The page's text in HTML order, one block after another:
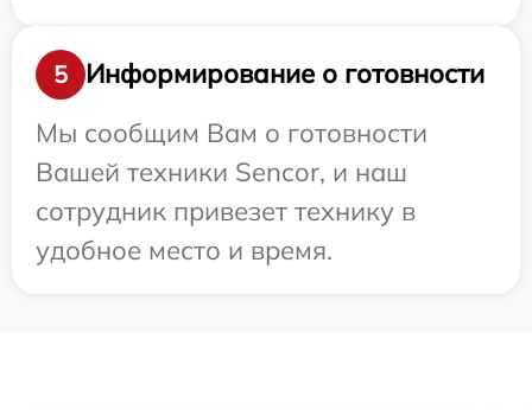
5
Информирование о готовности
Мы сообщим Вам о готовности
Вашей техники Sencor, и наш
сотрудник привезет технику в
удобное место и время.